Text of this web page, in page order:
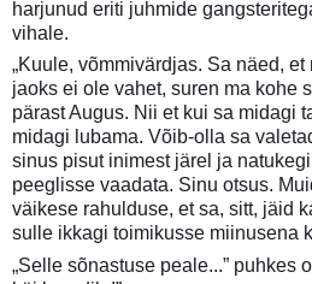
harjunud eriti juhmide
vihale.
„Kuule, võmmivärdjas. Sa näed,
jaoks ei ole vahet, suren ma kohe
pärast Augus. Nii et kui sa midagi
midagi lubama. Võib-olla sa
sinus pisut inimest järel ja
peeglisse vaadata. Sinu otsus.
väikese rahulduse, et sa, sitt, jäid
sulle ikkagi toimikusse miinusena
„Selle sõnastuse peale...” puhkes